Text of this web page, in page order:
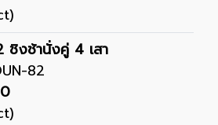
ชิงช้านั่งคู่ 4 เสา
82